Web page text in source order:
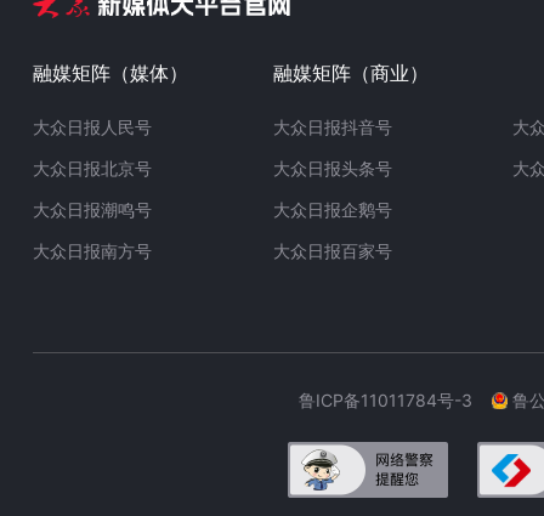
融媒矩阵（媒体）
大众日报人民号
大众日报北京号
大众日报潮鸣号
大众日报南方号
融媒矩阵（商业）
大众日报抖音号
大众日报头条号
大众日报企鹅号
大众日报百家号
大
大
鲁ICP备11011784号-3 鲁